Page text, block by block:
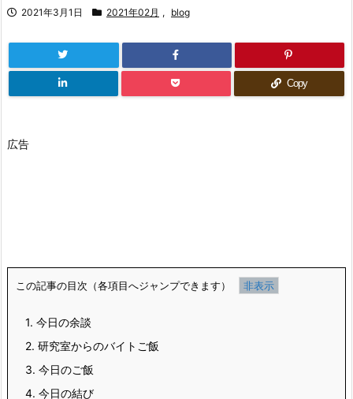
2021年3月1日 2021年02月 , blog
Copy
広告
この記事の目次（各項目へジャンプできます）
1. 今日の余談
2. 研究室からのバイトご飯
3. 今日のご飯
4. 今日の結び